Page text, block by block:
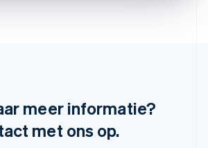
meer informatie?
met ons op.